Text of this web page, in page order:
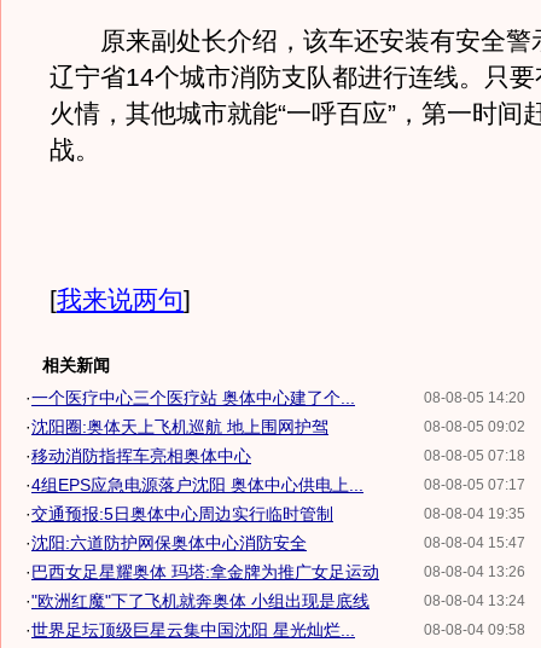
原来副处长介绍，该车还安装有安全警
辽宁省14个城市消防支队都进行连线。只
火情，其他城市就能“一呼百应”，第一时间
战。
[我来说两句]
相关新闻
08-08-05 14:20
·一个医疗中心三个医疗站 奥体中心建了个...
08-08-05 09:02
·沈阳圈:奥体天上飞机巡航 地上围网护驾
08-08-05 07:18
·移动消防指挥车亮相奥体中心
08-08-05 07:17
·4组EPS应急电源落户沈阳 奥体中心供电上...
08-08-04 19:35
·交通预报:5日奥体中心周边实行临时管制
08-08-04 15:47
·沈阳:六道防护网保奥体中心消防安全
08-08-04 13:26
·巴西女足星耀奥体 玛塔:拿金牌为推广女足运动
08-08-04 13:24
·"欧洲红魔"下了飞机就奔奥体 小组出现是底线
08-08-04 09:58
·世界足坛顶级巨星云集中国沈阳 星光灿烂...